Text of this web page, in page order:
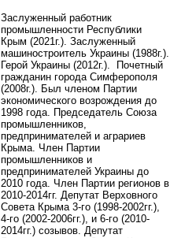
Заслуженный работник
промышленности Республики
Крым (2021г.). Заслуженный
машиностроитель Украины (1988г.).
Герой Украины (2012г.). Почетный
гражданин города Симферополя
(2008г.). Был членом Партии
экономического возрождения до
1998 года.
Председатель Союза
промышленников,
предпринимателей и аграриев
Крыма. Член Партии
промышленников и
предпринимателей Украины до
2010 года. Член Партии регионов в
2010-2014гг. Депутат Верховного
Совета Крыма 3-го (1998-2002гг.),
4-го (2002-2006гг.), и 6-го (2010-
2014гг.) созывов. Депутат